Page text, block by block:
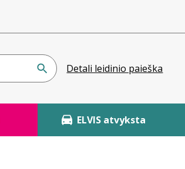
Detali leidinio paieška
ELVIS atvyksta